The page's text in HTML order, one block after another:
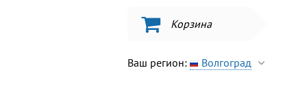
Корзина
Ваш регион: Волгоград